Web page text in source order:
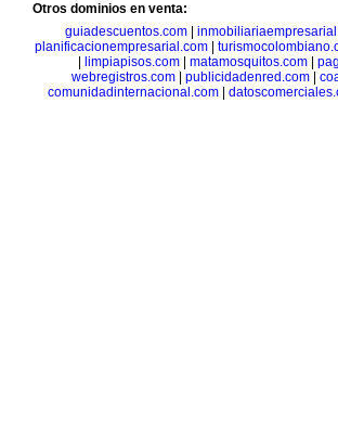
Otros dominios en venta:
guiadescuentos.com
planificacionempresarial.com
limpiapisos.com| matamosquitos.com|
webregistros.com| publicidadenred.com|
comunidadinternacional.com